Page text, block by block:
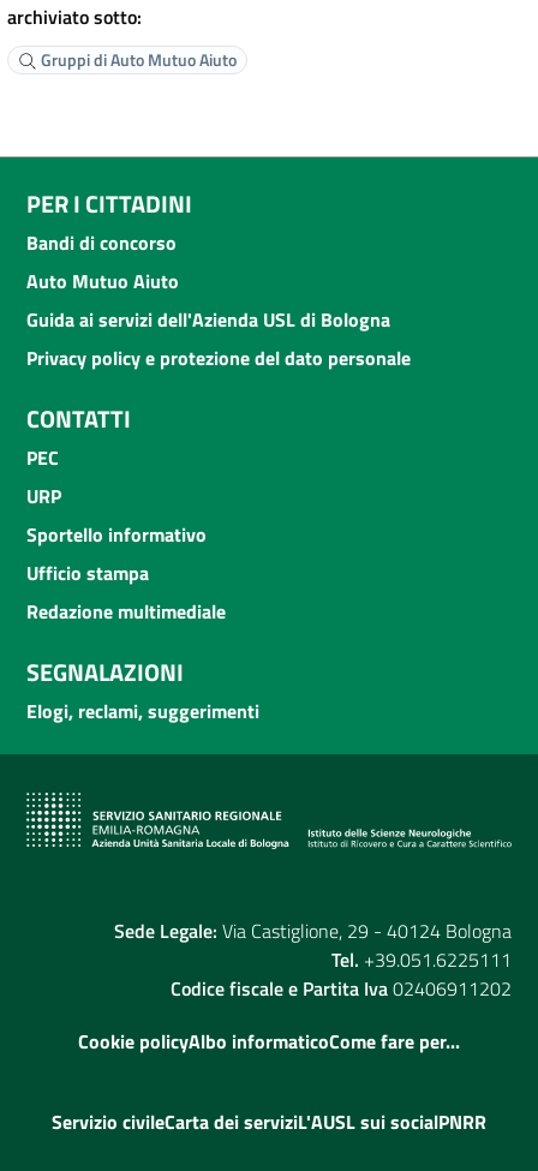
archiviato sotto:
Gruppi di Auto Mutuo Aiuto
PER I CITTADINI
Bandi di concorso
Auto Mutuo Aiuto
Guida ai servizi dell'Azienda USL di Bologna
Privacy policy e protezione del dato personale
CONTATTI
PEC
URP
Sportello informativo
Ufficio stampa
Redazione multimediale
SEGNALAZIONI
Elogi, reclami, suggerimenti
Sede Legale: Via Castiglione, 29 - 40124 Bologna
Tel. +39.051.6225111
Codice fiscale e Partita Iva02406911202
Cookie policyAlbo informaticoCome fare per...
Servizio civileCarta dei serviziL'AUSL sui socialPNRR